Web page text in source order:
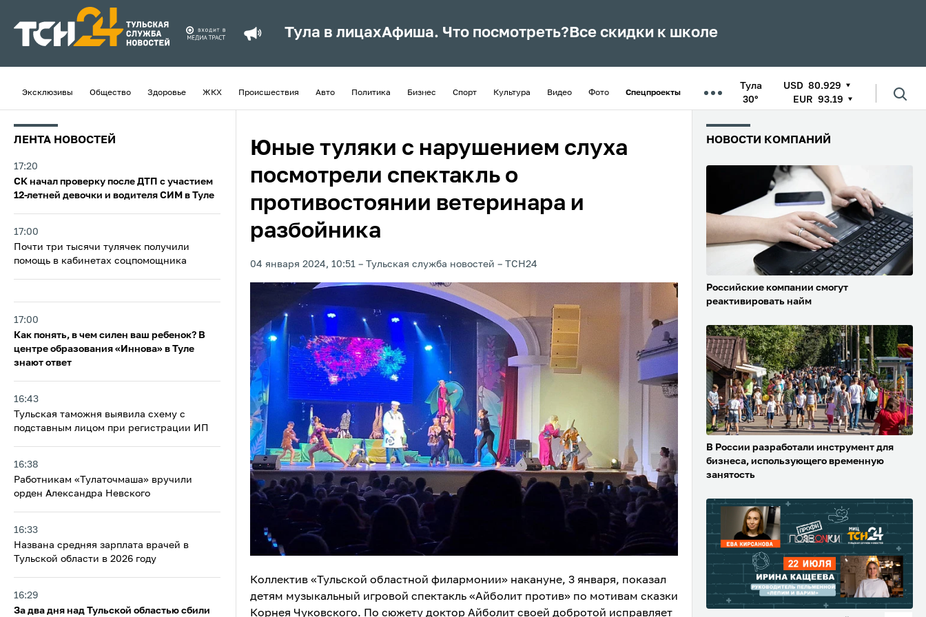
Тула в лицахАфиша. Что посмотреть? Все скидки к школе
Эксклюзивы Общество Здоровье ЖКХ Происшествия Авто Политика Бизнес Спорт Культура Видео Фото Спецпроекты
Тула
30°
USD 80.929
EUR 93.19
ЛЕНТА НОВОСТЕЙ
17:20
СК начал проверку после ДТП с участием
12-летней девочки и водителя СИМ в Туле
17:00
Почти три тысячи тулячек получили
помощь в кабинетах соцпомощника
17:00
Как понять, в чем силен ваш ребенок? В
центре образования «Иннова» в Туле
знают ответ
16:43
Тульская таможня выявила схему с
подставным лицом при регистрации ИП
16:38
Работникам «Тулаточмаша» вручили
орден Александра Невского
16:33
Названа средняя зарплата врачей в
Тульской области в 2026 году
16:29
За два дня над Тульской областью сбили
Юные туляки с нарушением слуха
посмотрели спектакль о
противостоянии ветеринара и
разбойника
04 января 2024, 10:51 Тульская служба новостей ТСН24
Коллектив «Тульской областной филармонии» накануне, 3 января, показал
детям музыкальный игровой спектакль «Айболит против» по мотивам сказки
Корнея Чуковского. По сюжету доктор Айболит своей добротой исправляет
НОВОСТИ КОМПАНИЙ
Российские компании смогут
реактивировать найм
В России разработали инструмент для
бизнеса, использующего временную
занятость